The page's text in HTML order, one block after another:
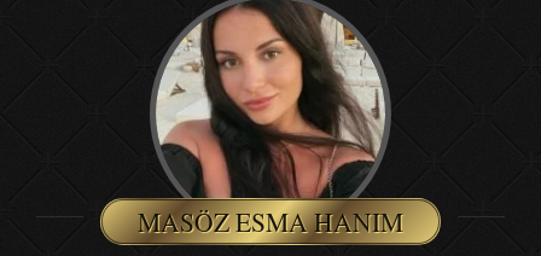
MASÖZ ESMA HANIM